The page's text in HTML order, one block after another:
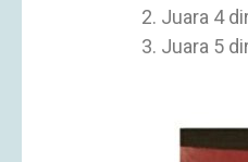
Juara 4
Juara 5